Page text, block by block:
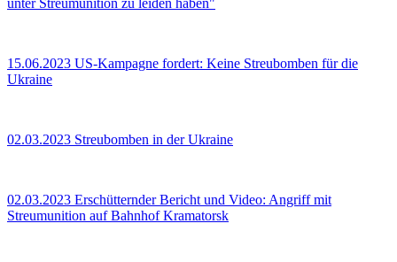
unter Streumunition zu leiden haben"
15.06.2023 US-Kampagne fordert: Keine Streubomben für die
Ukraine
02.03.2023 Streubomben in der Ukraine
02.03.2023 Erschütternder Bericht und Video: Angriff mit
Streumunition auf Bahnhof Kramatorsk